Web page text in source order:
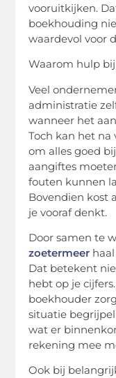
vooruitkijken.
boekhouding
waardevol voor
Waarom hulp
Veel
administratie
wanneer het
Toch kan het
om alles goed
aangiftes
fouten kunnen
Bovendien kost
je vooraf denkt.
Door samen te
zoetermeer
Dat betekent
hebt op je
boekhouder
situatie
wat er
rekening mee
Ook bij